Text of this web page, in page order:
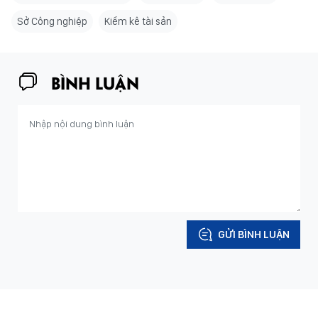
Sở Công nghiệp Kiểm kê tài sản
BÌNH LUẬN
GỬI BÌNH LUẬN